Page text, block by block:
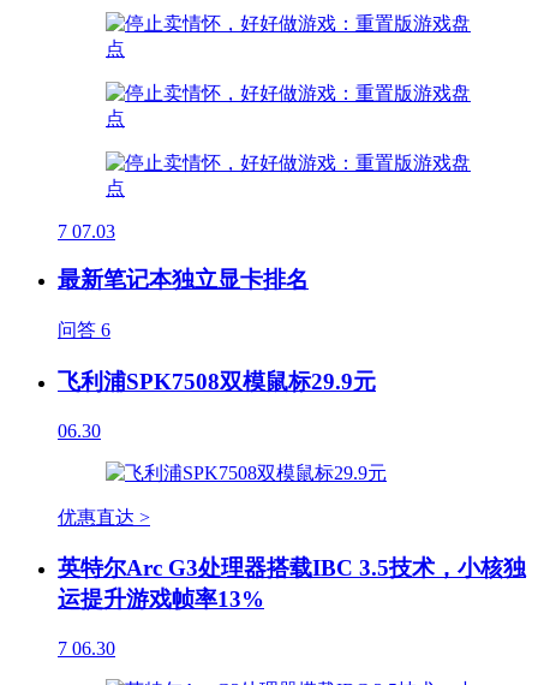
7 07.03
最新笔记本独立显卡排名
问答 6
飞利浦SPK7508双模鼠标29.9元
06.30
优惠直达 >
英特尔Arc G3处理器搭载IBC 3.5技术，小核独
运提升游戏帧率13%
7 06.30